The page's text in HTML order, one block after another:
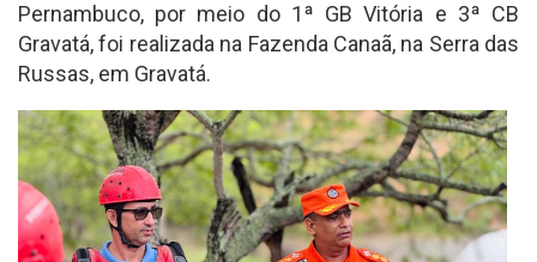
Pernambuco, por meio do 1ª GB Vitória e 3ª CB
Gravatá, foi realizada na Fazenda Canaã, na Serra das
Russas, em Gravatá.